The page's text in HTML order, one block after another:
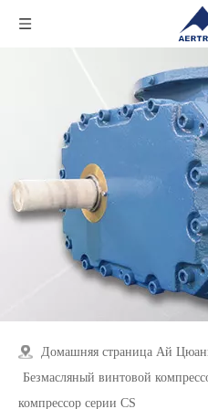
Домашняя страница Ай
Безмасляный винтовой
компрессор серии CS